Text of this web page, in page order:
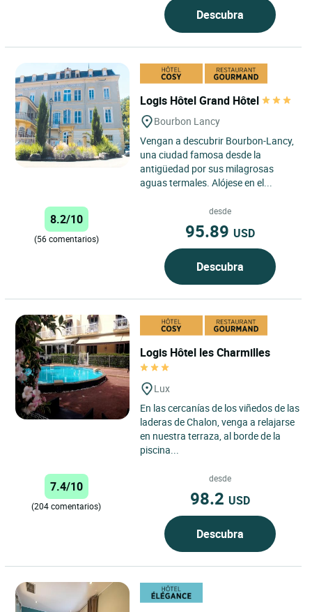
Descubra
Logis Hôtel Grand Hôtel
Bourbon Lancy
Vengan a descubrir Bourbon-Lancy,
una ciudad famosa desde la
antigüedad por sus milagrosas
aguas termales. Alójese en el...
8.2/10
(56 comentarios)
desde
95.89 USD
Descubra
Logis Hôtel les Charmilles
Lux
En las cercanías de los viñedos de las
laderas de Chalon, venga a relajarse
en nuestra terraza, al borde de la
piscina...
7.4/10
(204 comentarios)
desde
98.2 USD
Descubra